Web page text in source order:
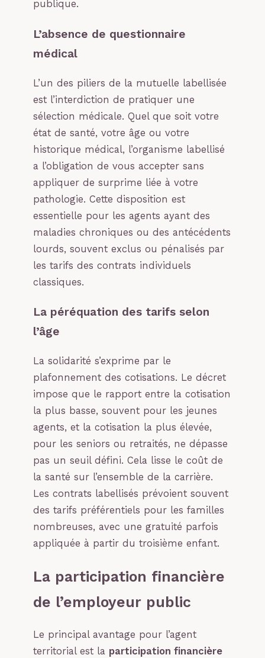
publique.
L’absence de questionnaire
médical
L’un des piliers de la mutuelle labellisée
est l’interdiction de pratiquer une
sélection médicale. Quel que soit votre
état de santé, votre âge ou votre
historique médical, l’organisme labellisé
a l’obligation de vous accepter sans
appliquer de surprime liée à votre
pathologie. Cette disposition est
essentielle pour les agents ayant des
maladies chroniques ou des antécédents
lourds, souvent exclus ou pénalisés par
les tarifs des contrats individuels
classiques.
La péréquation des tarifs selon
l’âge
La solidarité s’exprime par le
plafonnement des cotisations. Le décret
impose que le rapport entre la cotisation
la plus basse, souvent pour les jeunes
agents, et la cotisation la plus élevée,
pour les seniors ou retraités, ne dépasse
pas un seuil défini. Cela lisse le coût de
la santé sur l’ensemble de la carrière.
Les contrats labellisés prévoient souvent
des tarifs préférentiels pour les familles
nombreuses, avec une gratuité parfois
appliquée à partir du troisième enfant.
La participation financière
de l’employeur public
Le principal avantage pour l’agent
territorial est la participation financière